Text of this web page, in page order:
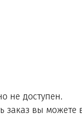
не доступен.
заказ вы можете